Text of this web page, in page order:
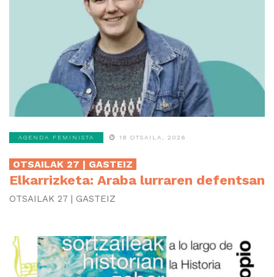
AGENDA FEMINISTA 18 OTSAILA, 2026
OTSAILAK 27 | GASTEIZ
Elkarrizketa: Araba lurraren defentsan
OTSAILAK 27 | GASTEIZ